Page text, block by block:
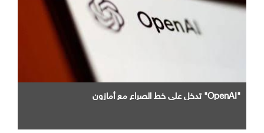
"OpenAI" تدخل علي خط الصراع مع أمازون